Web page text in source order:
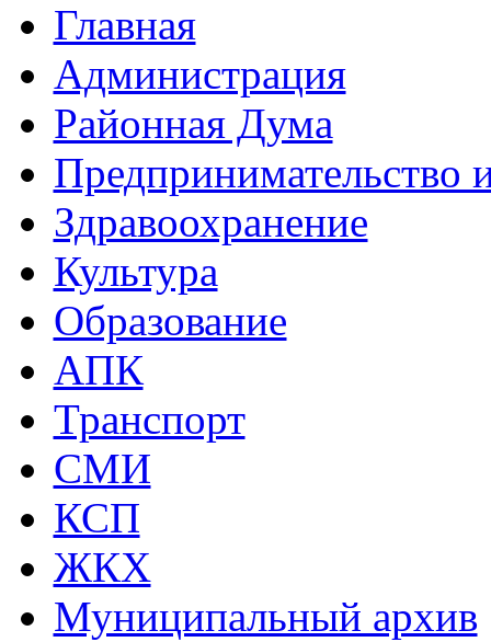
Главная
Администрация
Районная Дума
Предпринимательство
Здравоохранение
Культура
Образование
АПК
Транспорт
СМИ
КСП
ЖКХ
Муниципальный архив